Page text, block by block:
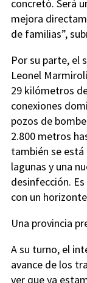
concretó. Será
mejora
de familias”,
Por su parte, el
Leonel
29 kilómetros
conexiones
pozos de
2.800 metros
también se
lagunas y una
desinfección.
con un
Una provincia
A su turno, el
avance de los
ver que ya